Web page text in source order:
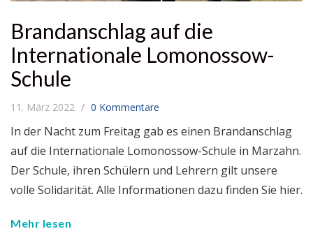
Brandanschlag auf die
Internationale Lomonossow-
Schule
11. März 2022 0 Kommentare
In der Nacht zum Freitag gab es einen Brandanschlag
auf die Internationale Lomonossow-Schule in Marzahn.
Der Schule, ihren Schülern und Lehrern gilt unsere
volle Solidarität. Alle Informationen dazu finden Sie hier.
Mehr lesen